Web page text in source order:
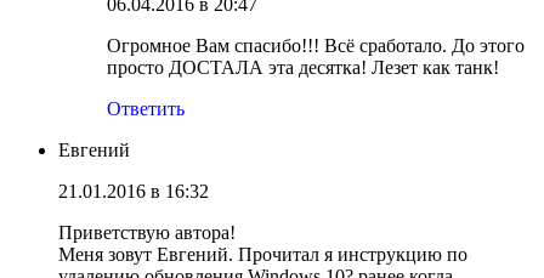
Огромное Вам спасибо!!! Всё сработало. До этого
просто ДОСТАЛА эта десятка! Лезет как танк!
Ответить
Евгений
21.01.2016 в 16:32
Приветствую автора!
Меня зовут Евгений. Прочитал я инструкцию по